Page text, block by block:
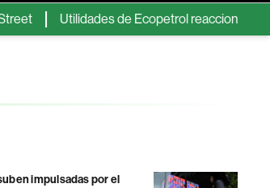
Utilidades de Ecopetrol reaccionaron: ganó
impulsadas por el